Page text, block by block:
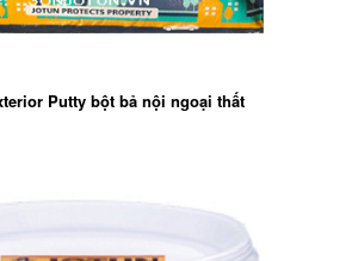
Putty bột bả nội ngoại thất